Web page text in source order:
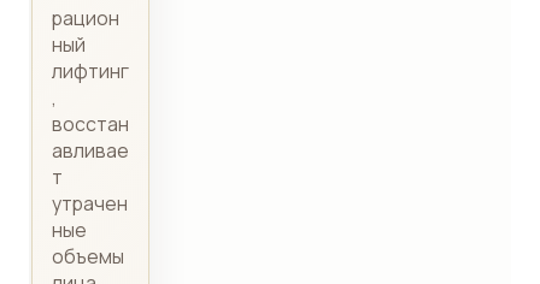
рацион
ный
лифтинг
,
восстан
авливае
т
утрачен
ные
объемы